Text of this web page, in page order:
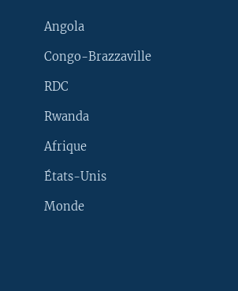
Angola
Congo-Brazzaville
RDC
Rwanda
Afrique
États-Unis
Monde